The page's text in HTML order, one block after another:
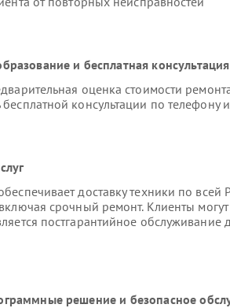
и бесплатная консультация
оценка стоимости
консультации по телефону
доставку техники по всей
срочный ремонт. Клиенты могут
постгарантийное
решение и безопасное